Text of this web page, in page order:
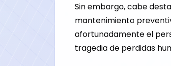
Sin embargo, cabe
mantenimiento
afortunadamente el
tragedia de perdidas